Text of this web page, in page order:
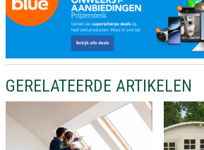
GERELATEERDE ARTIKELEN